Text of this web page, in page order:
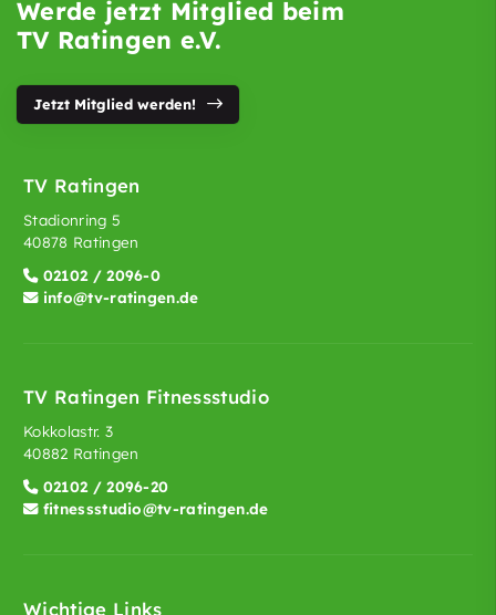
Werde jetzt Mitglied beim
TV Ratingen e.V.
Jetzt Mitglied werden!
TV Ratingen
Stadionring 5
40878 Ratingen
02102 / 2096-0
info@tv-ratingen.de
TV Ratingen Fitnessstudio
Kokkolastr. 3
40882 Ratingen
02102 / 2096-20
fitnessstudio@tv-ratingen.de
Wichtige Links